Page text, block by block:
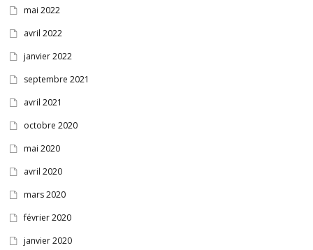
mai 2022
avril 2022
janvier 2022
septembre 2021
avril 2021
octobre 2020
mai 2020
avril 2020
mars 2020
février 2020
janvier 2020